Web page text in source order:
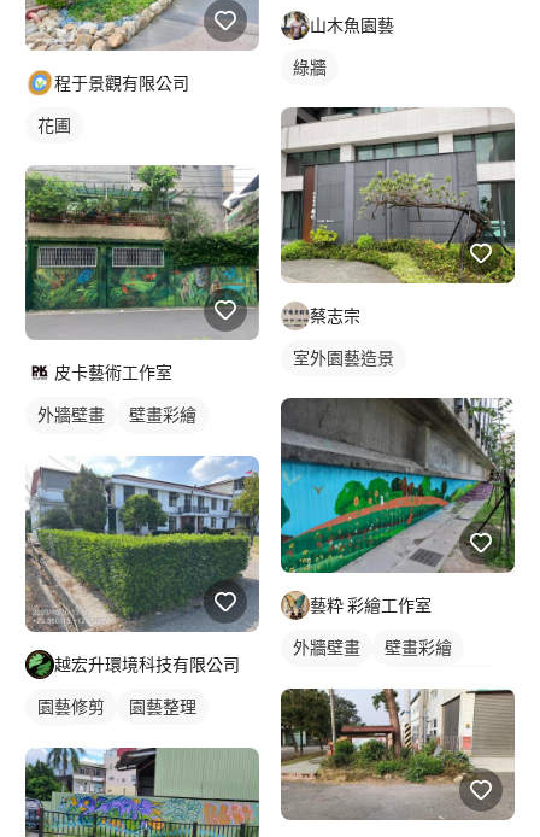
程于景觀有限公司
花圃
皮卡藝術工作室
外牆壁畫
壁畫彩繪
越宏升環境科技有限公司
園藝修剪
園藝整理
山木魚園藝
綠牆
蔡志宗
室外園藝造景
藝粋 彩繪工作室
外牆壁畫
壁畫彩繪